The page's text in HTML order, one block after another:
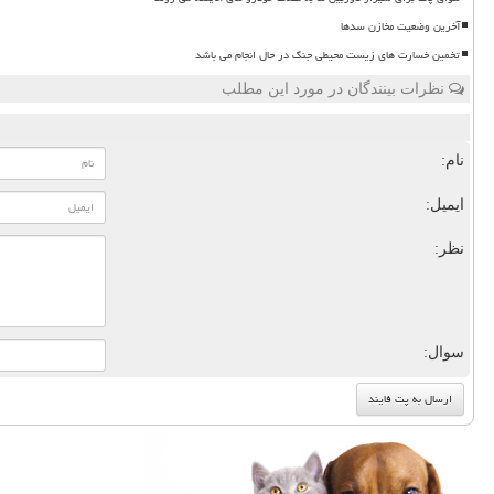
آخرین وضعیت مخازن سدها
تخمین خسارت های زیست محیطی جنگ در حال انجام می باشد
نظرات بینندگان در مورد این مطلب
نام:
ایمیل:
نظر:
سوال: